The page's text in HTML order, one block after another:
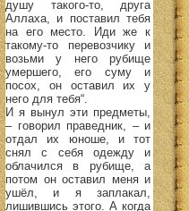
душу такого-то, друга
Аллаха, и поставил тебя
на его место. Иди же к
такому-то перевозчику и
возьми у него рубище
умершего, его суму и
посох, он оставил их у
него для тебя“.
И я вынул эти предметы,
– говорил праведник, – и
отдал их юноше, и тот
снял с себя одежду и
облачился в рубище, а
потом он оставил меня и
ушёл, и я заплакал,
лишившись этого. А когда